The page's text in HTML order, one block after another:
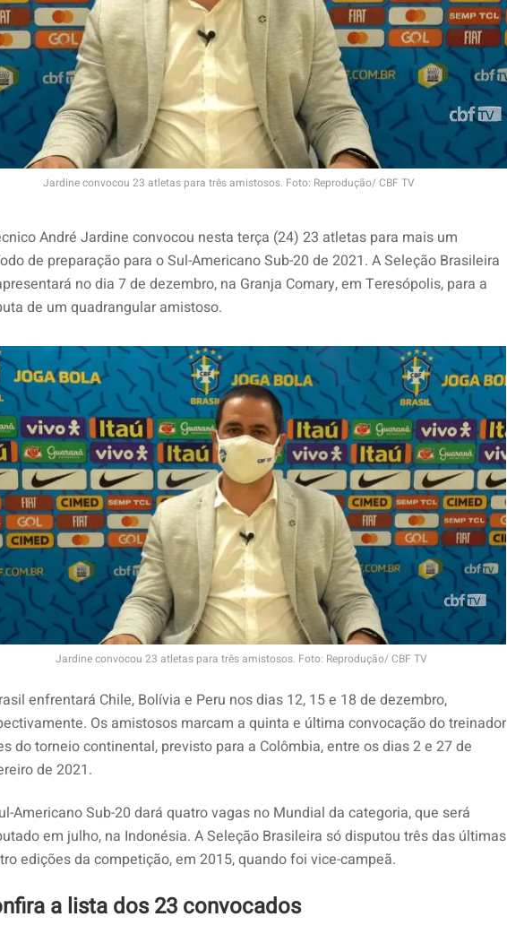
Jardine convocou 23 atletas para três amistosos. Foto: Reprodução/ CBF TV
André Jardine convocou nesta terça (24) 23 atletas para mais um
de preparação para o Sul-Americano Sub-20 de 2021. A Seleção Brasileira
no dia 7 de dezembro, na Granja Comary, em Teresópolis, para a
de um quadrangular amistoso.
Jardine convocou 23 atletas para três amistosos. Foto: Reprodução/ CBF TV
enfrentará Chile, Bolívia e Peru nos dias 12, 15 e 18 de dezembro,
Os amistosos marcam a quinta e última convocação do treinador
do torneio continental, previsto para a Colômbia, entre os dias 2 e 27 de
de 2021.
Americano Sub-20 dará quatro vagas no Mundial da categoria, que será
em julho, na Indonésia. A Seleção Brasileira só disputou três das últimas
edições da competição, em 2015, quando foi vice-campeã.
a lista dos 23 convocados